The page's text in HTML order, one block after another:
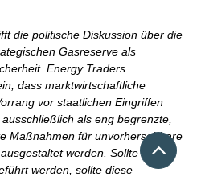
die politische Diskussion über die
Gasreserve als
Energy Traders
dass marktwirtschaftliche
vor staatlichen Eingriffen
als eng begrenzte,
Maßnahmen für unvorhersehbare
werden. Sollte eine
werden, sollte diese